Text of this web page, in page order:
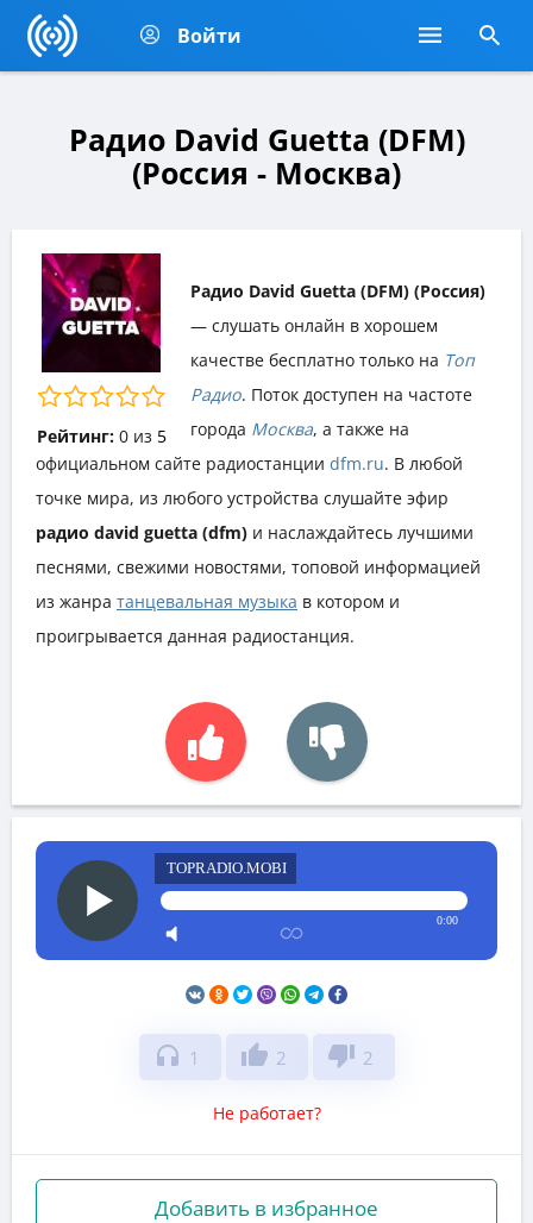
Войти
Радио David Guetta (DFM)
(Россия - Москва)
Рейтинг: 0из 5
Радио David Guetta (DFM) (Россия)
— слушать онлайн в хорошем
качестве бесплатно только на Топ
Радио. Поток доступен на частоте
города Москва, а также на
официальном сайте радиостанции dfm.ru. В любой
точке мира, из любого устройства слушайте эфир
радио david guetta (dfm) и наслаждайтесь лучшими
песнями, свежими новостями, топовой информацией
из жанра танцевальная музыка в котором и
проигрывается данная радиостанция.
TOPRADIO.MOBI
0:00
headphones 1 thumb_up 2 thumb_down 2
Не работает?
Добавить в избранное